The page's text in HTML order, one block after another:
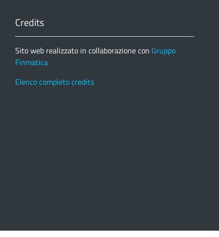
Credits
Sito web realizzato in collaborazione con Gruppo
Finmatica
Elenco completo credits